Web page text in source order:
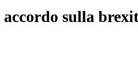
accordo sulla